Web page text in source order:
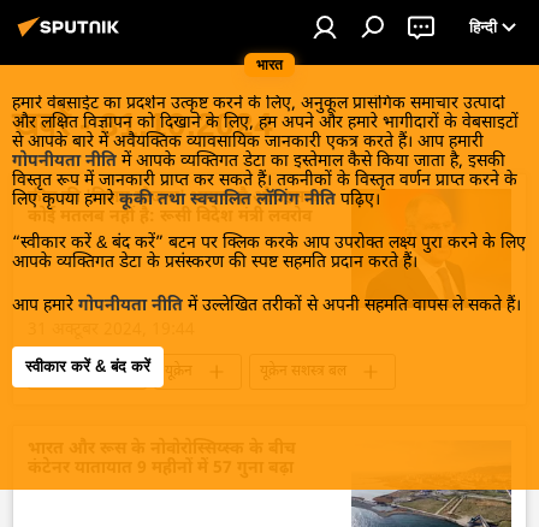
भारत
हिन्दी
हमारे वेबसाईट का प्रदर्शन उत्कृष्ट करने के लिए, अनुकूल प्रासंगिक समाचार उत्पादों
और लक्षित विज्ञापन को दिखाने के लिए, हम अपने और हमारे भागीदारों के वेबसाइटों
से आपके बारे में अवैयक्तिक व्यावसायिक जानकारी एकत्र करते हैं। आप हमारी
गोपनीयता नीति में आपके व्यक्तिगत डेटा का इस्तेमाल कैसे किया जाता है, इसकी
विस्तृत रूप में जानकारी प्राप्त कर सकते हैं। तकनीकों के विस्तृत वर्णन प्राप्त करने के
लिए कृपया हमारे कूकी तथा स्वचालित लॉगिंग नीति पढ़िए।
“स्वीकार करें & बंद करें” बटन पर क्लिक करके आप उपरोक्त लक्ष्य पुरा करने के लिए
आपके व्यक्तिगत डेटा के प्रसंस्करण की स्पष्ट सहमति प्रदान करते हैं।
आप हमारे गोपनीयता नीति में उल्लेखित तरीकों से अपनी सहमति वापस ले सकते हैं।
स्वीकार करें & बंद करें
खबरें - 31.10.2024
कीव की 'विजय योजना' भ्रामक है और इसका
कोई मतलब नहीं है: रूसी विदेश मंत्री लवरोव
यूक्रेन संकट यूक्रेन
यूक्रेन सशस्त्र बल